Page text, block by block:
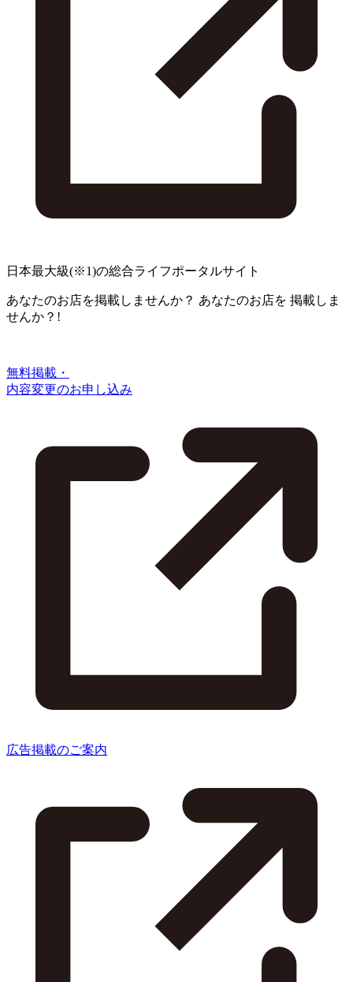
日本最大級(※1)の総合ライフポータルサイト
あなたのお店を掲載しませんか？ あなたのお店を 掲載しま
せんか？!
無料掲載・
内容変更のお申し込み
広告掲載のご案内